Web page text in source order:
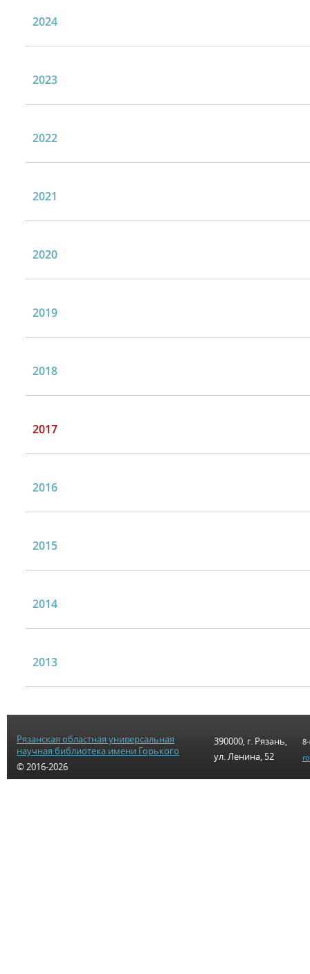
2024
2023
2022
2021
2020
2019
2018
2017
2016
2015
2014
2013
Рязанская областная универсальная
научная библиотека имени Горького
© 2016-2026
390000, г. Рязань,
ул. Ленина, 52